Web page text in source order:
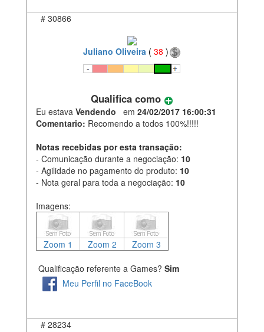
# 30866
Juliano Oliveira ( 38 )
Qualifica como
Eu estava Vendendo em 24/02/2017 16:00:31
Comentario: Recomendo a todos 100%!!!!!
Notas recebidas por esta transação:
- Comunicação durante a negociação: 10
- Agilidade no pagamento do produto: 10
- Nota geral para toda a negociação: 10
Imagens:
Zoom 1 Zoom 2 Zoom 3
Qualificação referente a Games? Sim
Meu Perfil no FaceBook
# 28234